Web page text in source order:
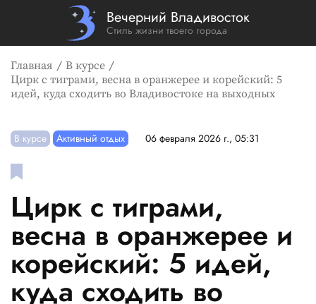
Вечерний Владивосток
Стиль жизни твоего города
Главная
В курсе
Цирк с тиграми, весна в оранжерее и корейский: 5
идей, куда сходить во Владивостоке на выходных
В курсе Активный отдых 06 февраля 2026 г., 05:31
Цирк с тиграми,
весна в оранжерее и
корейский: 5 идей,
куда сходить во